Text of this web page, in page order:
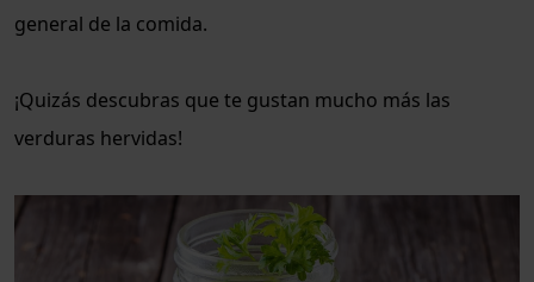
general de la comida.
¡Quizás descubras que te gustan mucho más las
verduras hervidas!